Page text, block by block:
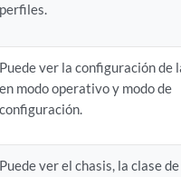
perfiles.
Puede ver la configuración de
en modo operativo y modo de
configuración.
Puede ver el chasis, la clase